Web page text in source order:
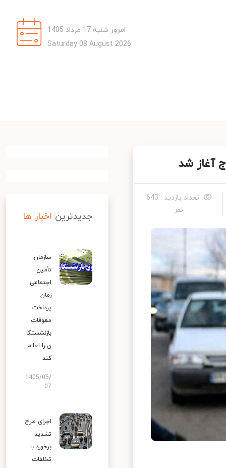
امروز شنبه 17 مرداد 1405
Saturday 08 August 2026
آغاز شد
تعداد بازدید : 643
نفر
جدیدترین اخبار ها
سازمان
تأمین
اجتماعی
زمان
پرداخت
معوقات
بازنشستگا
ن را اعلام
کند
1405/05/
07
اجرای طرح
تشدید
برخورد با
تخلفات